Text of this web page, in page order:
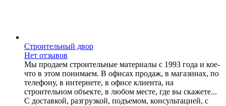
Строительный двор
Нет отзывов
Мы продаем строительные материалы c 1993 года и кое-
что в этом понимаем. В офисах продаж, в магазинах, по
телефону, в интернете, в офисе клиента, на
строительном объекте, в любом месте, где вы скажете...
С доставкой, разгрузкой, подъемом, консультацией, с